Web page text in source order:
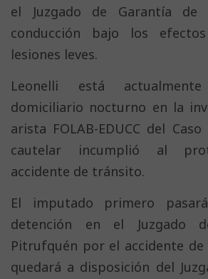
el Juzgado de Garantía de
conducción bajo los
lesiones leves.
Leonelli está
domiciliario nocturno en la
arista FOLAB-EDUCC del
cautelar incumplió al
accidente de tránsito.
El imputado primero
detención en el Juzgado
Pitrufquén por el accidente
quedará a disposición del